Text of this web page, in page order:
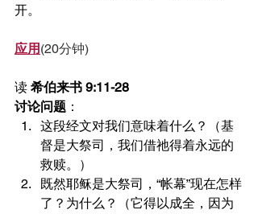
开。
应用 (20分钟)
读 希伯来书 9:11-28
讨论问题 ：
这段经文对我们意味着什么？（基
督是大祭司，我们借祂得着永远的
救赎。）
既然耶稣是大祭司，“帐幕”现在怎样
了？为什么？（它得以成全，因为